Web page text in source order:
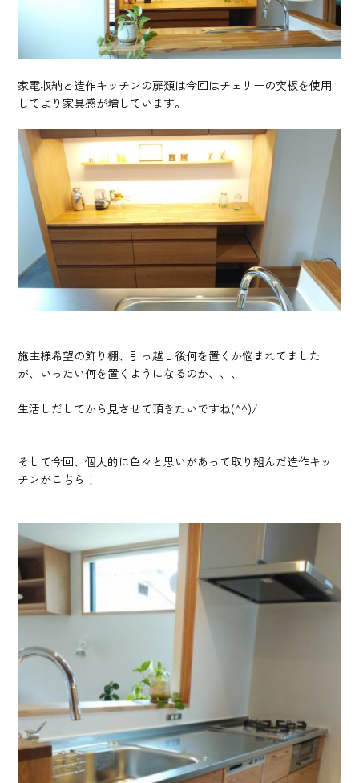
家電収納と造作キッチンの扉類は今回はチェリーの突板を使用
してより家具感が増しています。
施主様希望の飾り棚、引っ越し後何を置くか悩まれてました
が、いったい何を置くようになるのか、、、
生活しだしてから見させて頂きたいですね(^^)/
そして今回、個人的に色々と思いがあって取り組んだ造作キッ
チンがこちら！